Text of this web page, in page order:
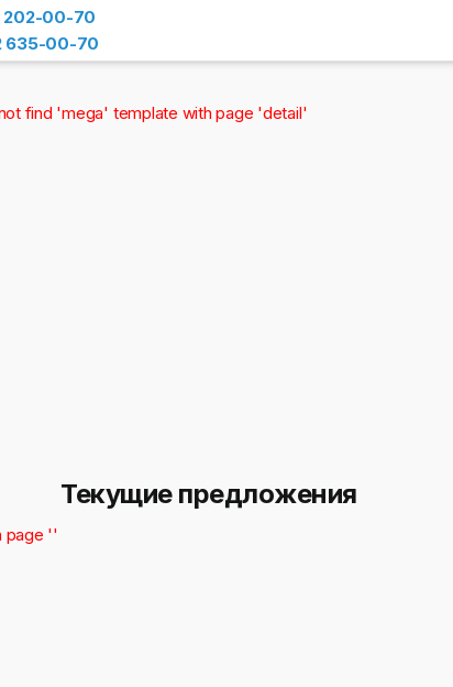
202-00-70
635-00-70
find 'mega' template with page 'detail'
Текущие предложения
page ''